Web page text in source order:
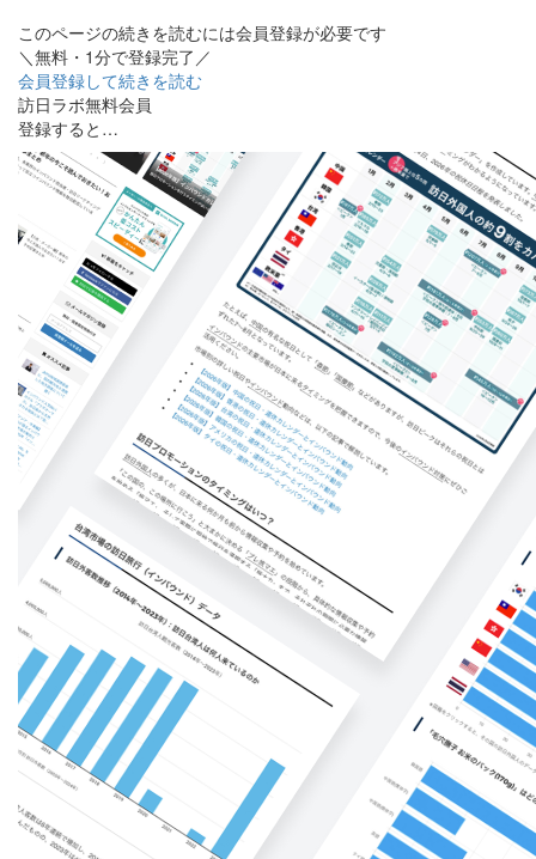
このページの続きを読むには会員登録が必要です
＼無料・1分で登録完了／
会員登録して続きを読む
訪日ラボ無料会員
登録すると…